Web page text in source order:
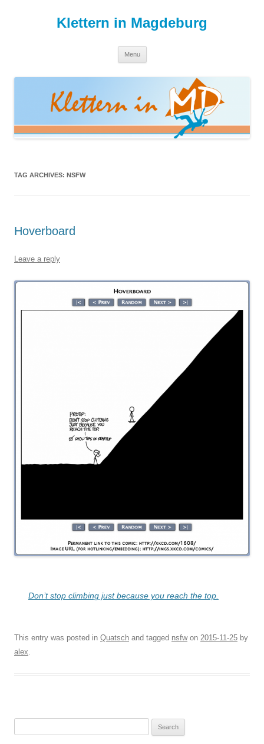
Klettern in Magdeburg
Menu
TAG ARCHIVES: NSFW
Hoverboard
Leave a reply
Don’t stop climbing just because you reach the top.
This entry was posted in Quatsch and tagged nsfwon 2015-11-25 by
alex.